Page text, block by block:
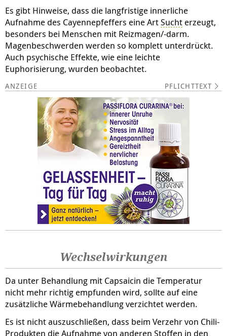
Es gibt Hinweise, dass die langfristige innerliche
Aufnahme des Cayennepfeffers eine ArtSucht erzeugt,
besonders bei Menschen mit Reizmagen/-darm.
Magenbeschwerden werden so komplett unterdrückt.
Auch psychische Effekte, wie eine leichte
Euphorisierung, wurden beobachtet.
PFLICHTTEXT
Wechselwirkungen
Da unter Behandlung mit Capsaicin die Temperatur
nicht mehr richtig empfunden wird, sollte auf eine
zusätzliche Wärmebehandlung verzichtet werden.
Es ist nicht auszuschließen, dass beim Verzehr von Chili-
Produkten die Aufnahme von anderen Stoffen in den